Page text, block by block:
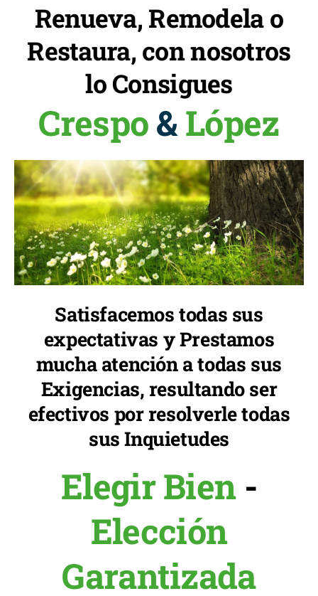
Renueva, Remodela o
Restaura, con nosotros
lo Consigues
Crespo&López
Satisfacemos todas sus
expectativas y Prestamos
mucha atención a todas sus
Exigencias, resultando ser
efectivos por resolverle todas
sus Inquietudes
Elegir Bien -
Elección
Garantizada